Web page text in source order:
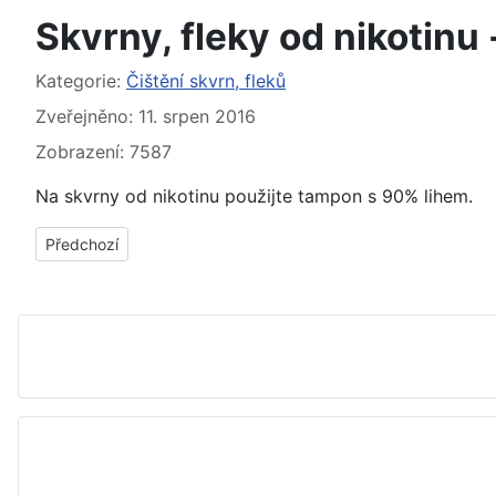
Skvrny, fleky od
Základní údaje
Kategorie: Čištění skvrn, fleků
Zveřejněno: 11. srpen 2016
Zobrazení: 7587
Na skvrny od nikotinu použijte tampon s 90% lihem.
Předchozí článek: Skvrny, fleky od oleje, olejové skvrny - jak,
Předchozí